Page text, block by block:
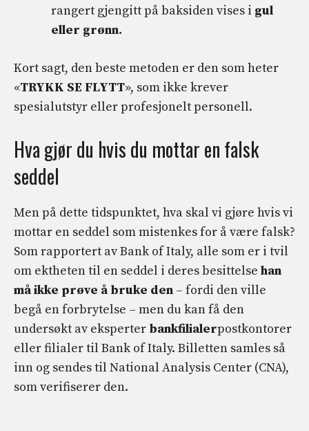
rangert gjengitt på baksiden vises i gul
eller grønn.
Kort sagt, den beste metoden er den som heter
«TRYKK SE FLYTT», som ikke krever
spesialutstyr eller profesjonelt personell.
Hva gjør du hvis du mottar en falsk
seddel
Men på dette tidspunktet, hva skal vi gjøre hvis vi
mottar en seddel som mistenkes for å være falsk?
Som rapportert av Bank of Italy, alle som er i tvil
om ektheten til en seddel i deres besittelse han
må ikke prøve å bruke den – fordi den ville
begå en forbrytelse – men du kan få den
undersøkt av eksperter bankfilialerpostkontorer
eller filialer til Bank of Italy. Billetten samles så
inn og sendes til National Analysis Center (CNA),
som verifiserer den.